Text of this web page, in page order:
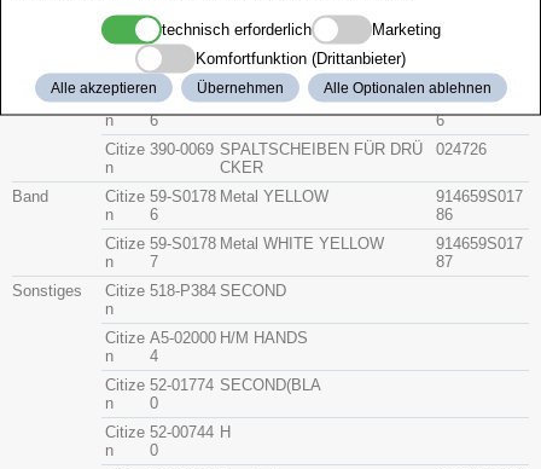
n
Citize
n
393-2874
Drücker
Citize
n
508-5507
6
P B 3
91455085507
6
Citize
n
390-0069 SPALTSCHEIBEN FÜR DRÜ
CKER
024726
Band
Citize
n
59-S0178
6
Metal YELLOW
914659S017
86
Citize
n
59-S0178
7
Metal WHITE YELLOW
914659S017
87
Sonstiges
Citize
n
518-P384 SECOND
Citize
n
A5-02000
4
H/M HANDS
Citize
n
52-01774
0
SECOND(BLA
Citize
n
52-00744
0
H
technisch erforderlich
Marketing
Komfortfunktion (Drittanbieter)
Alle akzeptieren Übernehmen Alle Optionalen ablehnen